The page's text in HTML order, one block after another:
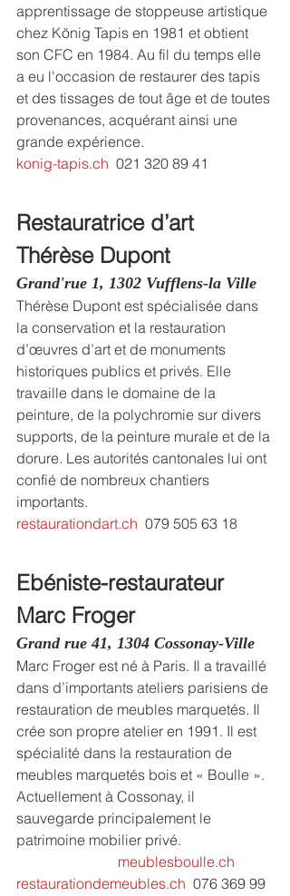
apprentissage de stoppeuse artistique
chez König Tapis en 1981 et obtient
son CFC en 1984. Au fil du temps elle
a eu l'occasion de restaurer des tapis
et des tissages de tout âge et de toutes
provenances, acquérant ainsi une
grande expérience.
konig-tapis.ch
  021 320 89 41
Restauratrice d’art
Thérèse Dupont
Grand'rue 1, 1302 Vufflens-la Ville
Thérèse Dupont est spécialisée dans
la conservation et la restauration
d’œuvres d’art et de monuments
historiques publics et privés. Elle
travaille dans le domaine de la
peinture, de la polychromie sur divers
supports, de la peinture murale et de la
dorure. Les autorités cantonales lui ont
confié de nombreux chantiers
importants.
restaurationdart.ch
  079 505 63 18
Ebéniste-restaurateur
Marc Froger
Grand rue 41, 1304 Cossonay-Ville
Marc Froger est né à Paris. Il a travaillé
dans d’importants ateliers parisiens de
restauration de meubles marquetés. Il
crée son propre atelier en 1991. Il est
spécialité dans la restauration de
meubles marquetés bois et « Boulle ».
Actuellement à Cossonay, il
sauvegarde principalement le
patrimoine mobilier privé.
meublesboulle.ch
restaurationdemeubles.ch
  076 369 99